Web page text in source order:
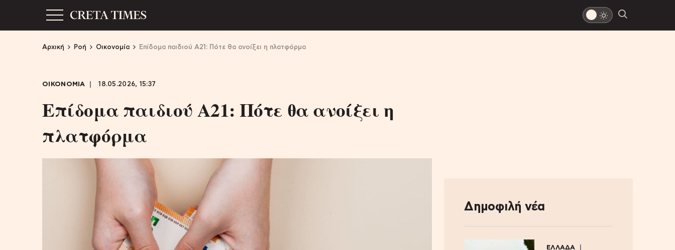
Αρχική Ροή Οικονομία Επίδομα παιδιού Α21: Πότε θα ανοίξει η πλατφόρμα
ΟΙΚΟΝΟΜΙΑ 18.05.2026, 15:37
Επίδομα παιδιού Α21: Πότε θα ανοίξει η
πλατφόρμα
Δημοφιλή νέα
ΕΛΛΑΔΑ